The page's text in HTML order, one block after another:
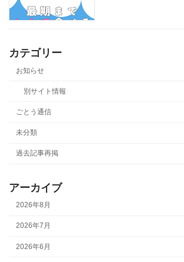
カテゴリー
お知らせ
別サイト情報
ごとう通信
未分類
過去記事再掲
アーカイブ
2026年8月
2026年7月
2026年6月